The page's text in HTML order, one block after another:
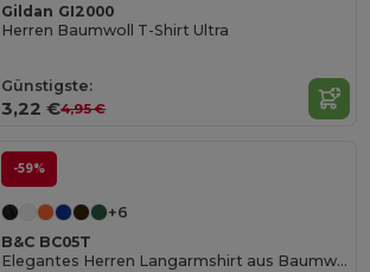
Gildan GI2000
Herren Baumwoll T-Shirt Ultra
Günstigste:
3,22 €4,95 €
-59%
+6
B&C BC05T
Elegantes Herren Langarmshirt aus Baumwolle